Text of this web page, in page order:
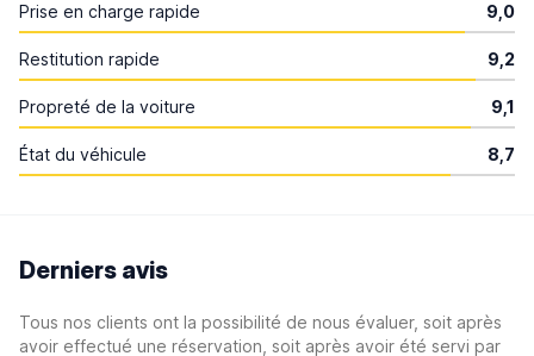
Prise en charge rapide 9,0
Restitution rapide 9,2
Propreté de la voiture 9,1
État du véhicule 8,7
Derniers avis
Tous nos clients ont la possibilité de nous évaluer, soit après
avoir effectué une réservation, soit après avoir été servi par